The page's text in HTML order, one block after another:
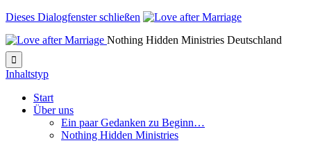
Dieses Dialogfenster schließen
Nothing Hidden Ministries Deutschland

Inhaltstyp
Start
Über uns
Ein paar Gedanken zu Beginn…
Nothing Hidden Ministries